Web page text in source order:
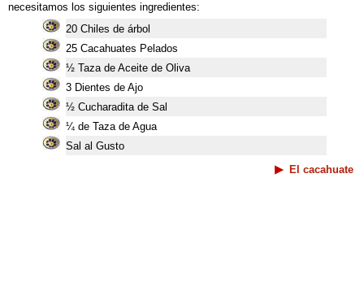
necesitamos los siguientes ingredientes:
20 Chiles de árbol
25 Cacahuates Pelados
½ Taza de Aceite de Oliva
3 Dientes de Ajo
½ Cucharadita de Sal
¼ de Taza de Agua
Sal al Gusto
El cacahuate